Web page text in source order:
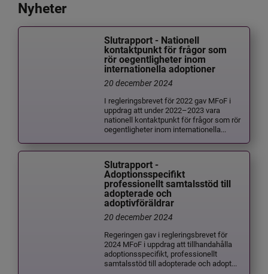
Nyheter
Slutrapport - Nationell
kontaktpunkt för frågor som
rör oegentligheter inom
internationella adoptioner
20 december 2024
I regleringsbrevet för 2022 gav MFoF i
uppdrag att under 2022–2023 vara
nationell kontaktpunkt för frågor som rör
oegentligheter inom internationella...
Slutrapport -
Adoptionsspecifikt
professionellt samtalsstöd till
adopterade och
adoptivföräldrar
20 december 2024
Regeringen gav i regleringsbrevet för
2024 MFoF i uppdrag att tillhandahålla
adoptionsspecifikt, professionellt
samtalsstöd till adopterade och adopt...